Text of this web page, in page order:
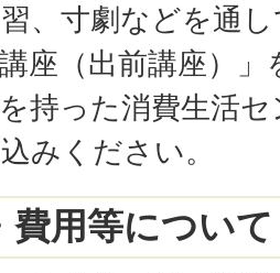
、寸劇などを通
座（出前講座）
持った消費生活
みください。
費用等について